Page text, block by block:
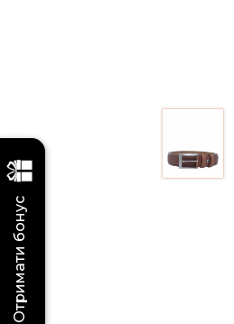
Отримати бонус